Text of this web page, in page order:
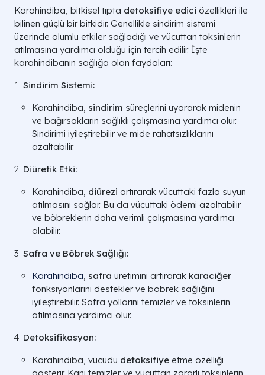
Karahindiba, bitkisel tıpta detoksifiye edici özellikleri ile
bilinen güçlü bir bitkidir. Genellikle sindirim sistemi
üzerinde olumlu etkiler sağladığı ve vücuttan toksinlerin
atılmasına yardımcı olduğu için tercih edilir. İşte
karahindibanın sağlığa olan faydaları:
Sindirim Sistemi:
Karahindiba, sindirim süreçlerini uyararak midenin
ve bağırsakların sağlıklı çalışmasına yardımcı olur.
Sindirimi iyileştirebilir ve mide rahatsızlıklarını
azaltabilir.
Diüretik Etki:
Karahindiba, diürezi artırarak vücuttaki fazla suyun
atılmasını sağlar. Bu da vücuttaki ödemi azaltabilir
ve böbreklerin daha verimli çalışmasına yardımcı
olabilir.
Safra ve Böbrek Sağlığı:
Karahindiba, safra üretimini artırarak karaciğer
fonksiyonlarını destekler ve böbrek sağlığını
iyileştirebilir. Safra yollarını temizler ve toksinlerin
atılmasına yardımcı olur.
Detoksifikasyon:
Karahindiba, vücudu detoksifiye etme özelliği